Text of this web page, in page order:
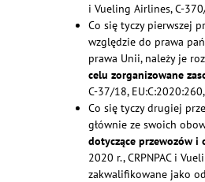
i Vueling Airlines,
Co się tyczy pierwszej
względzie do prawa
prawa Unii, należy je
celu zorganizowane
C‑37/18,
Co się tyczy drugiej
głównie ze swoich
dotyczące przewozów i
2020 r., CRPNPAC i
zakwalifikowane jako